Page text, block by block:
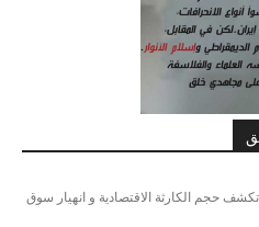
حجم الكارثة الاقتصادية و انهيار سوق